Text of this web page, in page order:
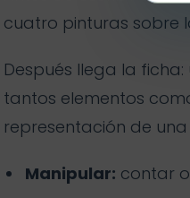
cuatro pinturas sobre
Después llega la
tantos elementos
representación de una
Manipular: contar